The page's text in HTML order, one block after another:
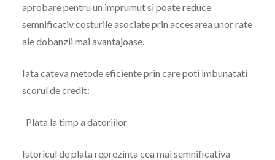
aprobare pentru un imprumut si poate reduce
semnificativ costurile asociate prin accesarea unor rate
ale dobanzii mai avantajoase.
Iata cateva metode eficiente prin care poti imbunatati
scorul de credit:
-Plata la timp a datoriilor
Istoricul de plata reprezinta cea mai semnificativa